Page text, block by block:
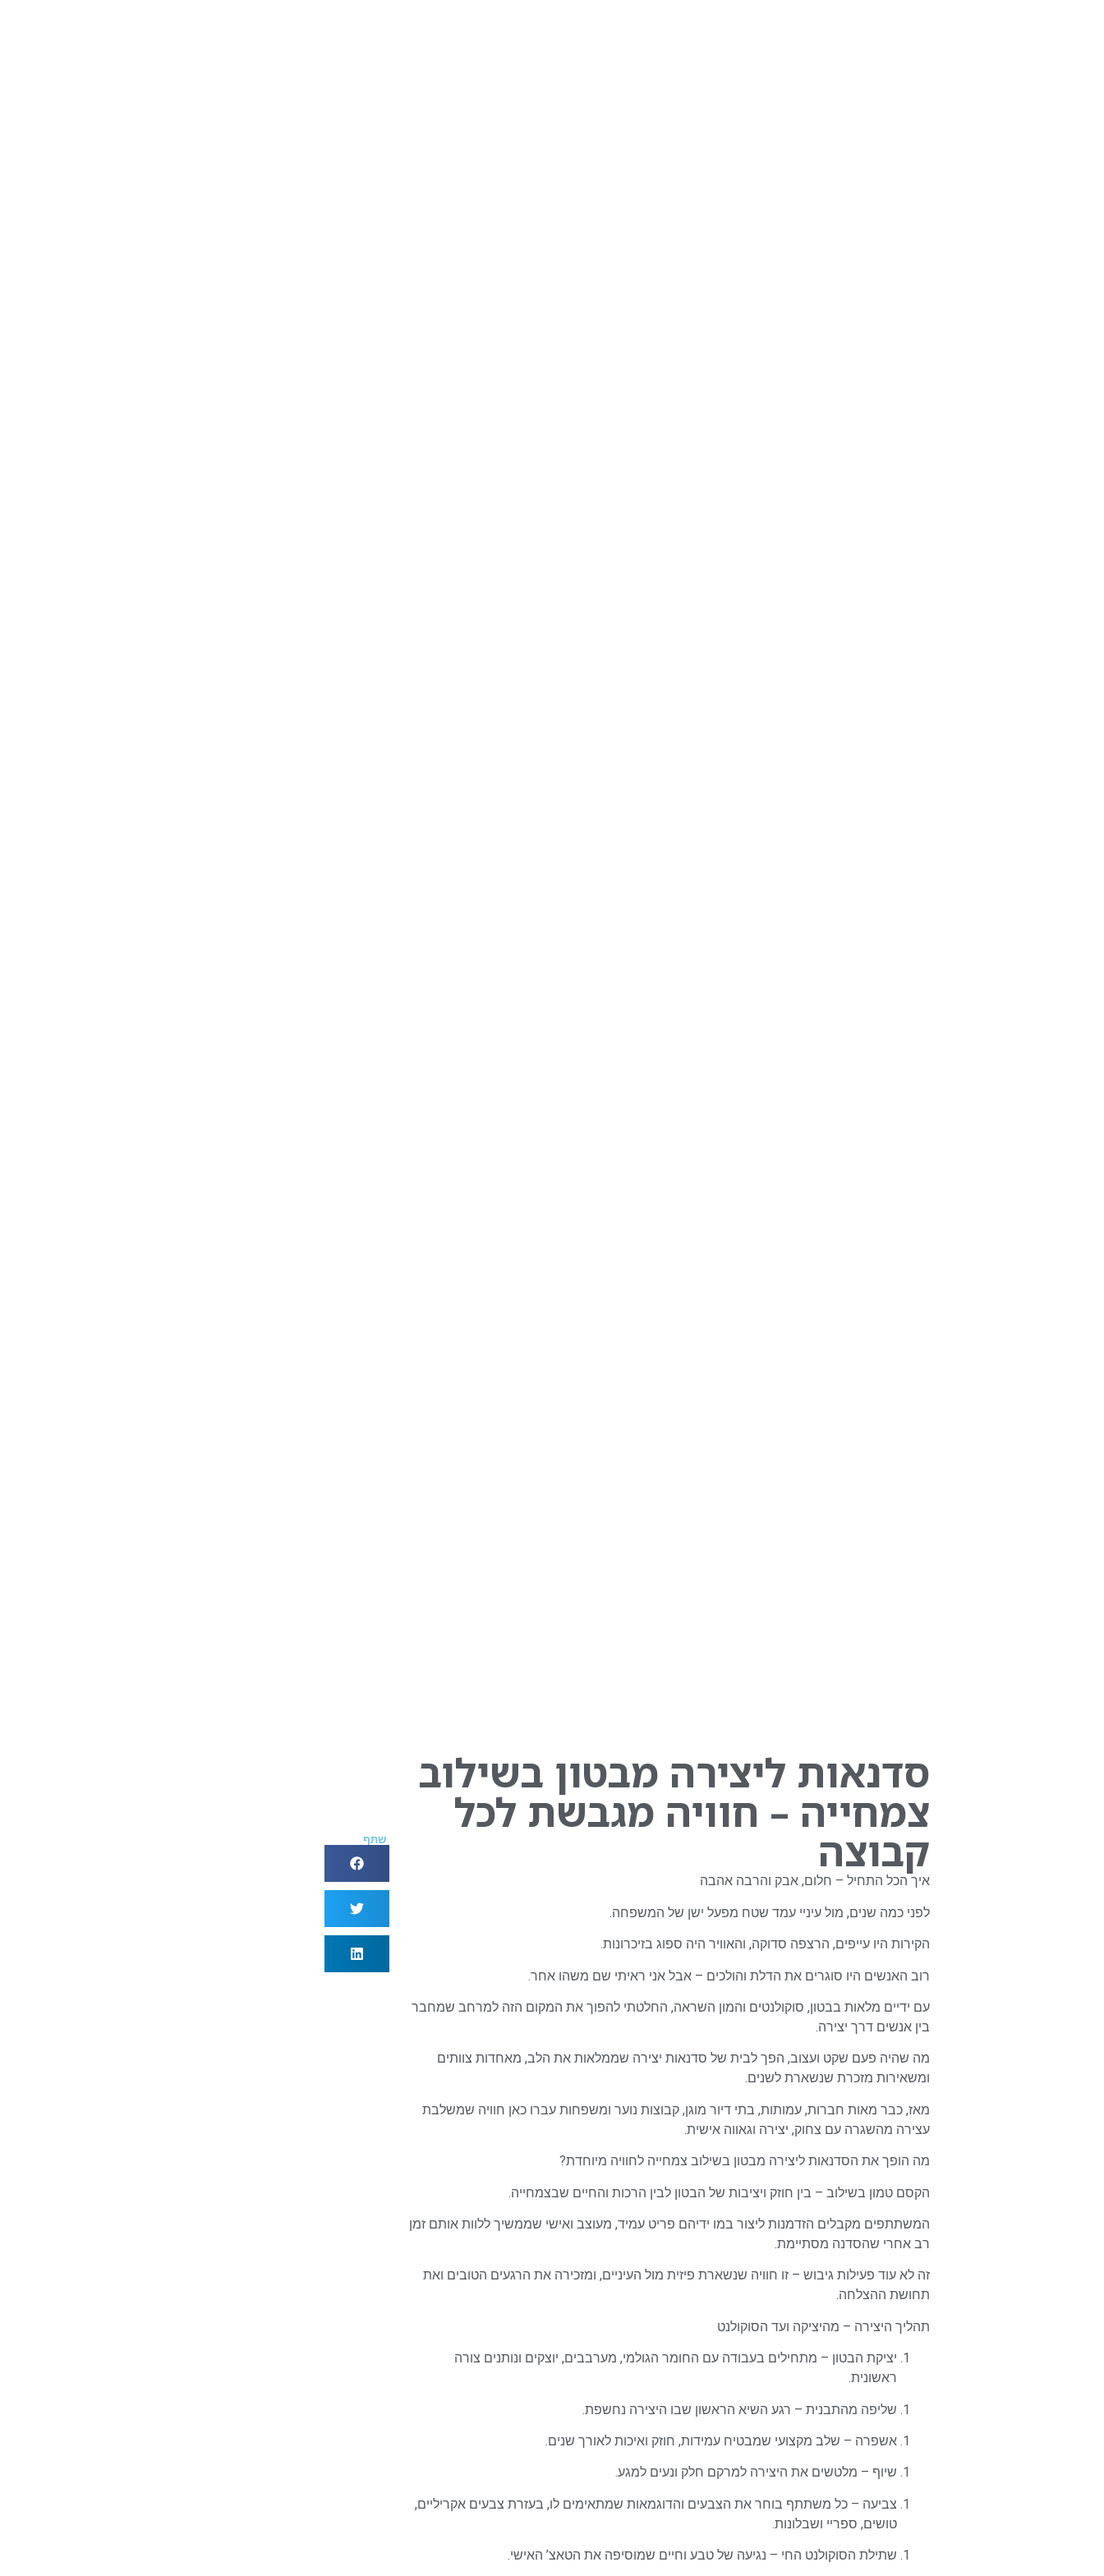
סדנאות ליצירה מבטון בשילוב
צמחייה – חוויה מגבשת לכל
קבוצה
איך הכל התחיל – חלום, אבק והרבה אהבה
לפני כמה שנים, מול עיניי עמד שטח מפעל ישן של המשפחה.
הקירות היו עייפים, הרצפה סדוקה, והאוויר היה ספוג בזיכרונות.
רוב האנשים היו סוגרים את הדלת והולכים – אבל אני ראיתי שם משהו אחר.
עם ידיים מלאות בבטון, סוקולנטים והמון השראה, החלטתי להפוך את המקום הזה למרחב שמחבר
בין אנשים דרך יצירה.
מה שהיה פעם שקט ועצוב, הפך לבית של סדנאות יצירה שממלאות את הלב, מאחדות צוותים
ומשאירות מזכרת שנשארת לשנים.
מאז, כבר מאות חברות, עמותות, בתי דיור מוגן, קבוצות נוער ומשפחות עברו כאן חוויה שמשלבת
עצירה מהשגרה עם צחוק, יצירה וגאווה אישית.
מה הופך את הסדנאות ליצירה מבטון בשילוב צמחייה לחוויה מיוחדת?
הקסם טמון בשילוב – בין חוזק ויציבות של הבטון לבין הרכות והחיים שבצמחייה.
המשתתפים מקבלים הזדמנות ליצור במו ידיהם פריט עמיד, מעוצב ואישי שממשיך ללוות אותם זמן
רב אחרי שהסדנה מסתיימת.
זה לא עוד פעילות גיבוש – זו חוויה שנשארת פיזית מול העיניים, ומזכירה את הרגעים הטובים ואת
תחושת ההצלחה.
תהליך היצירה – מהיציקה ועד הסוקולנט
יציקת הבטון – מתחילים בעבודה עם החומר הגולמי, מערבבים, יוצקים ונותנים צורה
ראשונית.
שליפה מהתבנית – רגע השיא הראשון שבו היצירה נחשפת.
אשפרה – שלב מקצועי שמבטיח עמידות, חוזק ואיכות לאורך שנים.
שיוף – מלטשים את היצירה למרקם חלק ונעים למגע.
צביעה – כל משתתף בוחר את הצבעים והדוגמאות שמתאימים לו, בעזרת צבעים אקריליים,
טושים, ספריי ושבלונות.
שתילת הסוקולנט החי – נגיעה של טבע וחיים שמוסיפה את הטאצ’ האישי.
שתף